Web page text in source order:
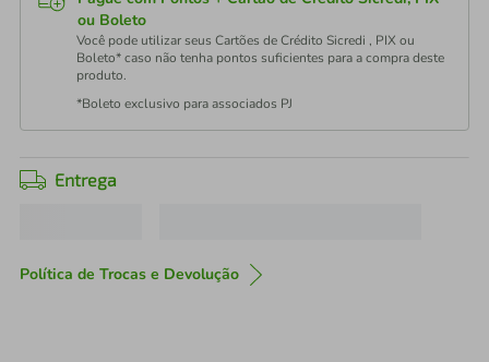
ou Boleto
Você pode utilizar seus Cartões de Crédito Sicredi , PIX ou
Boleto* caso não tenha pontos suficientes para a compra deste
produto.
*Boleto exclusivo para associados PJ
Entrega
Política de Trocas e Devolução